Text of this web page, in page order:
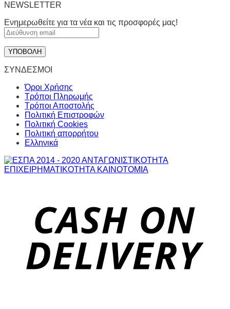
NEWSLETTER
Ενημερωθείτε για τα νέα και τις προσφορές μας!
ΣΥΝΔΕΣΜΟΙ
Όροι Χρήσης
Τρόποι Πληρωμής
Τρόποι Αποστολής
Πολιτική Επιστροφών
Πολιτική Cookies
Πολιτική απορρήτου
Ελληνικά